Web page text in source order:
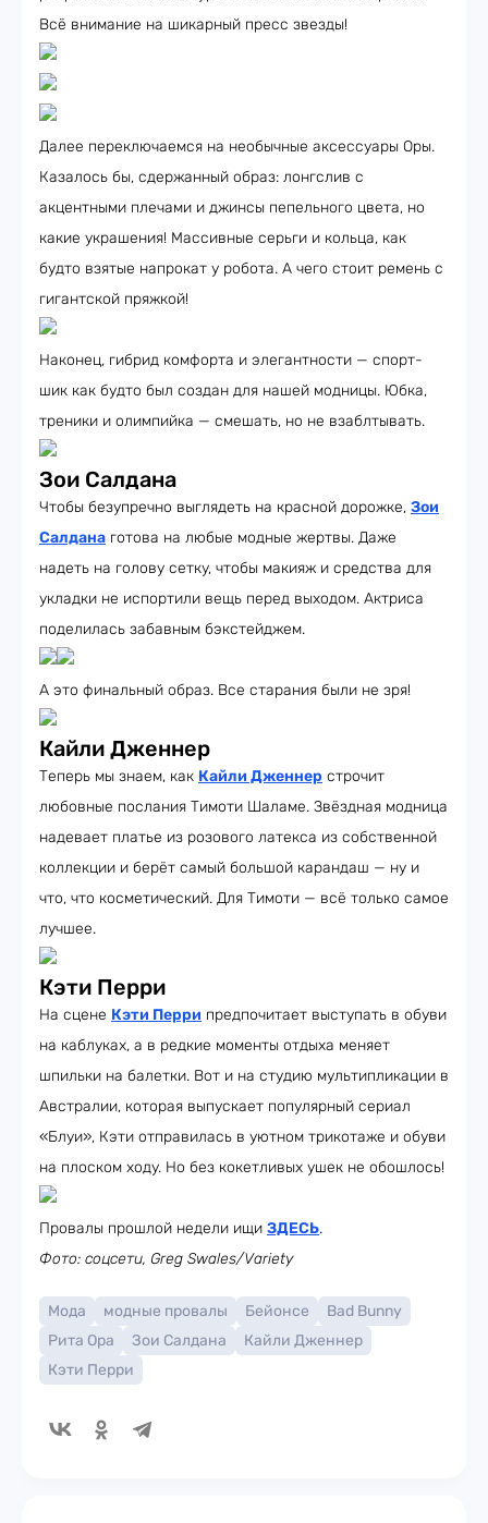
Всё внимание на шикарный пресс звезды!
Далее переключаемся на необычные аксессуары Оры.
Казалось бы, сдержанный образ: лонгслив с
акцентными плечами и джинсы пепельного цвета, но
какие украшения! Массивные серьги и кольца, как
будто взятые напрокат у робота. А чего стоит ремень с
гигантской пряжкой!
Наконец, гибрид комфорта и элегантности — спорт-
шик как будто был создан для нашей модницы. Юбка,
треники и олимпийка — смешать, но не взаблтывать.
Зои Салдана
Чтобы безупречно выглядеть на красной дорожке, Зои
Салдана готова на любые модные жертвы. Даже
надеть на голову сетку, чтобы макияж и средства для
укладки не испортили вещь перед выходом. Актриса
поделилась забавным бэкстейджем.
А это финальный образ. Все старания были не зря!
Кайли Дженнер
Теперь мы знаем, как Кайли Дженнер строчит
любовные послания Тимоти Шаламе. Звёздная модница
надевает платье из розового латекса из собственной
коллекции и берёт самый большой карандаш — ну и
что, что косметический. Для Тимоти — всё только самое
лучшее.
Кэти Перри
На сцене Кэти Перри предпочитает выступать в обуви
на каблуках, а в редкие моменты отдыха меняет
шпильки на балетки. Вот и на студию мультипликации в
Австралии, которая выпускает популярный сериал
«Блуи», Кэти отправилась в уютном трикотаже и обуви
на плоском ходу. Но без кокетливых ушек не обошлось!
Провалы прошлой недели ищи ЗДЕСЬ.
Фото: соцсети, Greg Swales/Variety
Мода модные провалы Бейонсе
Bad Bunny
Рита Ора
Зои Салдана
Кайли Дженнер
Кэти Перри